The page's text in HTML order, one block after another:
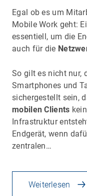
Egal ob es um
Mobile Work geht:
essentiell, um die
auch für die
So gilt es nicht nur,
Smartphones und
sichergestellt sein,
mobilen Clients
Infrastruktur
Endgerät, wenn
zentralen…
Weiterlesen